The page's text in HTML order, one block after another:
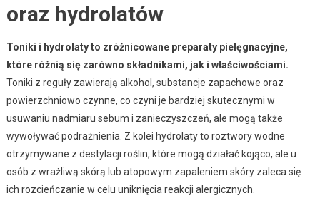
oraz hydrolatów
Toniki i hydrolaty to zróżnicowane preparaty pielęgnacyjne,
które różnią się zarówno składnikami, jak i właściwościami.
Toniki z reguły zawierają alkohol, substancje zapachowe oraz
powierzchniowo czynne, co czyni je bardziej skutecznymi w
usuwaniu nadmiaru sebum i zanieczyszczeń, ale mogą także
wywoływać podrażnienia. Z kolei hydrolaty to roztwory wodne
otrzymywane z destylacji roślin, które mogą działać kojąco, ale u
osób z wrażliwą skórą lub atopowym zapaleniem skóry zaleca się
ich rozcieńczanie w celu uniknięcia reakcji alergicznych.